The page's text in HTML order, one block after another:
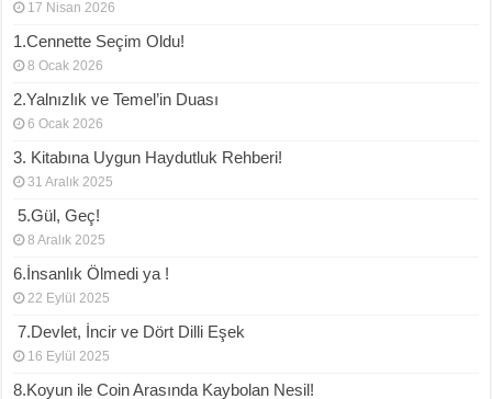
17 Nisan 2026
1.Cennette Seçim Oldu!
8 Ocak 2026
2.Yalnızlık ve Temel’in Duası
6 Ocak 2026
3. Kitabına Uygun Haydutluk Rehberi!
31 Aralık 2025
5.Gül, Geç!
8 Aralık 2025
6.İnsanlık Ölmedi ya !
22 Eylül 2025
7.Devlet, İncir ve Dört Dilli Eşek
16 Eylül 2025
8.Koyun ile Coin Arasında Kaybolan Nesil!